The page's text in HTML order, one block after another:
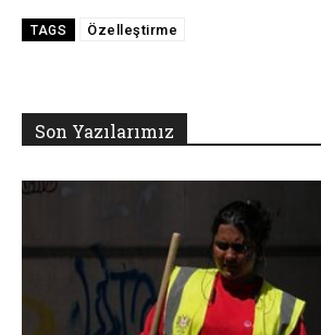
TAGS Özelleştirme
Son Yazılarımız